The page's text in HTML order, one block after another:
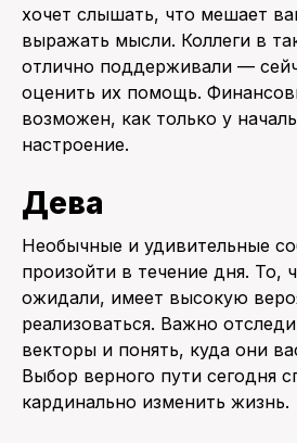
хочет слышать, что мешает
выражать мысли. Коллеги в
отлично поддерживали —
оценить их помощь.
возможен, как только у
настроение.
Дева
Необычные и удивительные
произойти в течение дня. То,
ожидали, имеет высокую
реализоваться. Важно
векторы и понять, куда они
Выбор верного пути сегодня
кардинально изменить жизнь.